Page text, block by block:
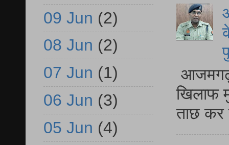
आजमगढ़
खिलाफ
ताछ कर
09 Jun (2)
08 Jun (2)
07 Jun (1)
06 Jun (3)
05 Jun (4)